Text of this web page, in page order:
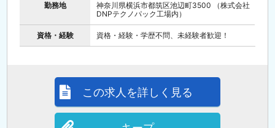
勤務地
神奈川県横浜市都筑区池辺町3500 （株式会社
DNPテクノパック工場内）
資格・経験 資格・経験・学歴不問、未経験者歓迎！
この求人を詳しく見る